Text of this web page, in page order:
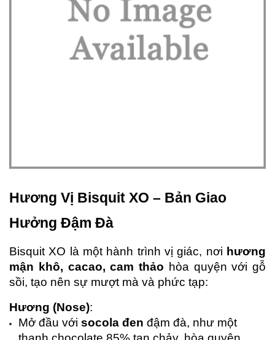
Hương Vị Bisquit XO – Bản Giao
Hưởng Đậm Đà
Bisquit XO là một hành trình vị giác, nơi hương
mận khô, cacao, cam thảo hòa quyện với gỗ
sồi, tạo nên sự mượt mà và phức tạp:
Hương (Nose):
Mở đầu với socola đen đậm đà, như một